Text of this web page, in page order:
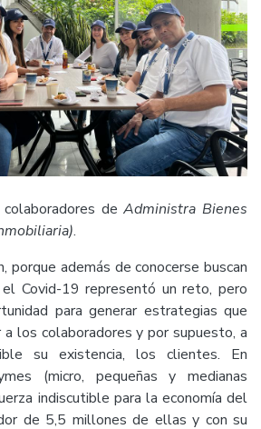
deAdministra Bienes
.
porque además de conocerse buscan
Covid-19 representó un reto, pero
para generar estrategias que
los colaboradores y por supuesto, a
su existencia, los clientes. En
(micro, pequeñas y medianas
indiscutible para la economía del
de 5,5 millones de ellas y con su